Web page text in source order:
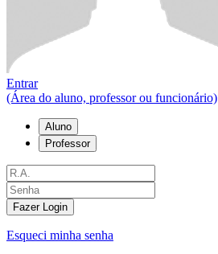
Entrar
(Área do aluno, professor ou funcionário)
Aluno
Professor
Fazer Login
Esqueci minha senha